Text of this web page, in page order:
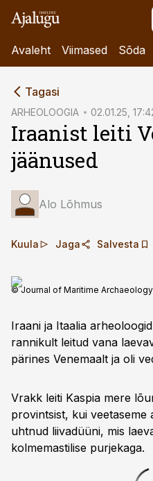
Avaleht Viimased Sõda
Tagasi
ARHEOLOOGIA 02.01.25,
Iraanist leiti
jäänused
Alo Lõhmus
Kuula Jaga Salvesta
© Journal of Maritime Archaeology
Iraani ja Itaalia
rannikult leitud vana
pärines Venemaalt ja oli
Vrakk leiti Kaspia mere
provintsist, kui veetaseme
uhtnud liivadüüni, mis
kolmemastilise purjekaga.